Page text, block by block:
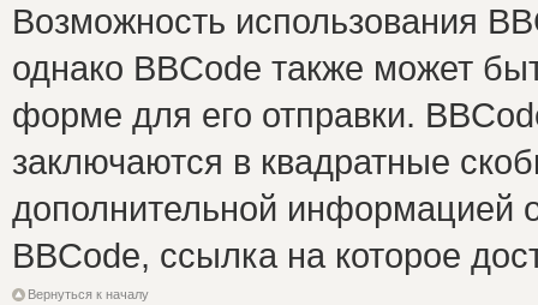
Возможность использования
однако BBCode также может
форме для его отправки.
заключаются в квадратные
дополнительной информацией
BBCode, ссылка на которое
Вернуться к началу